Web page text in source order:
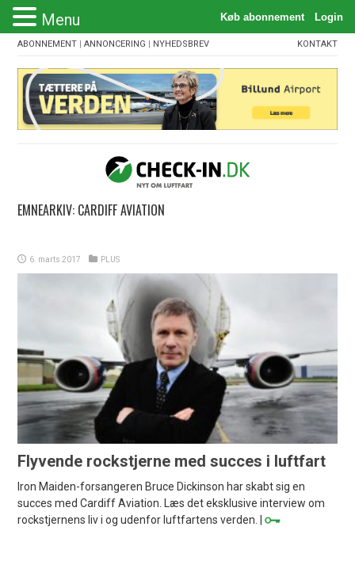
ABONNEMENT |ANNONCERING | NYHEDSBREV KONTAKT
EMNEARKIV: CARDIFF AVIATION
6. marts 2017 PLUS
Flyvende rockstjerne med succes i luftfart
Iron Maiden-forsangeren Bruce Dickinson har skabt sig en
succes med Cardiff Aviation. Læs det eksklusive interview om
rockstjernens liv i og udenfor luftfartens verden. |
Menu